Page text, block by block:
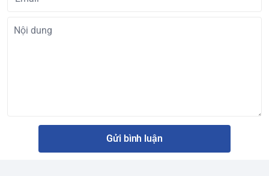
Gửi bình luận